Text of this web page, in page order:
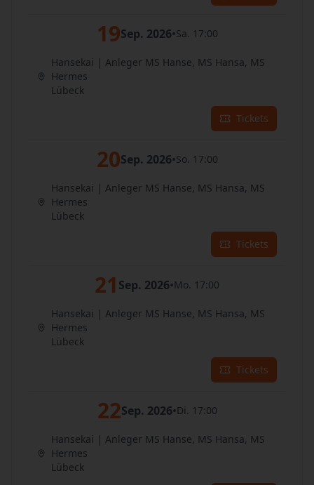
19Sep. 2026•Sa. 17:00
Hansekai | Anleger MS Hanse, MS Hansa, MS
Hermes
Lübeck
Tickets
20Sep. 2026•So. 17:00
Hansekai | Anleger MS Hanse, MS Hansa, MS
Hermes
Lübeck
Tickets
21 Sep. 2026•Mo. 17:00
Hansekai | Anleger MS Hanse, MS Hansa, MS
Hermes
Lübeck
Tickets
22Sep. 2026•Di. 17:00
Hansekai | Anleger MS Hanse, MS Hansa, MS
Hermes
Lübeck